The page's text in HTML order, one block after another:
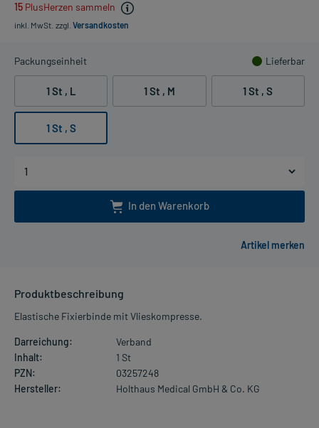
15 PlusHerzen sammeln
inkl. MwSt. zzgl. Versandkosten
Packungseinheit Lieferbar
1 St , L 1 St , M 1 St , S
1 St , S
In den Warenkorb
Produktbeschreibung
Elastische Fixierbinde mit Vlieskompresse.
Darreichung:
Verband
Inhalt:
1 St
PZN:
03257248
Hersteller:
Holthaus Medical GmbH & Co. KG